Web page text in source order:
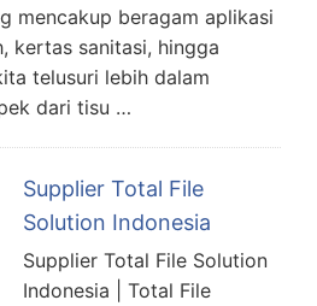
mencakup beragam aplikasi
kertas sanitasi, hingga
telusuri lebih dalam
dari tisu …
Supplier Total File
Solution Indonesia
Supplier Total File Solution
Indonesia | Total File